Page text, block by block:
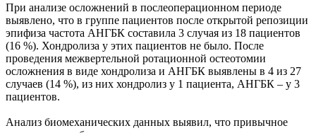
При анализе осложнений в послеоперационном периоде
выявлено, что в группе пациентов после открытой репозиции
эпифиза частота АНГБК составила 3 случая из 18 пациентов
(16 %). Хондролиза у этих пациентов не было. После
проведения межвертельной ротационной остеотомии
осложнения в виде хондролиза и АНГБК выявлены в 4 из 27
случаев (14 %), из них хондролиз у 1 пациента, АНГБК – у 3
пациентов.
Анализ биомеханических данных выявил, что привычное